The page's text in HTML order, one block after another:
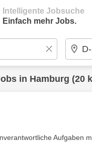
Intelligente Jobsuche
Einfach mehr Jobs.
in Hamburg (20
Aufgaben